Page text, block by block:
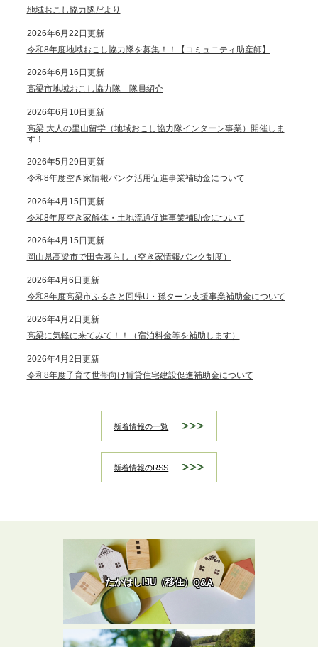
地域おこし協力隊だより
2026年6月22日更新
令和8年度地域おこし協力隊を募集！！【コミュニティ助産師】
2026年6月16日更新
高梁市地域おこし協力隊 隊員紹介
2026年6月10日更新
高梁 大人の里山留学（地域おこし協力隊インターン事業）開催しま
す！
2026年5月29日更新
令和8年度空き家情報バンク活用促進事業補助金について
2026年4月15日更新
令和8年度空き家解体・土地流通促進事業補助金について
2026年4月15日更新
岡山県高梁市で田舎暮らし（空き家情報バンク制度）
2026年4月6日更新
令和8年度高梁市ふるさと回帰U・孫ターン支援事業補助金について
2026年4月2日更新
高梁に気軽に来てみて！！（宿泊料金等を補助します）
2026年4月2日更新
令和8年度子育て世帯向け賃貸住宅建設促進補助金について
新着情報の一覧
新着情報のRSS
たかはしIJU（移住）